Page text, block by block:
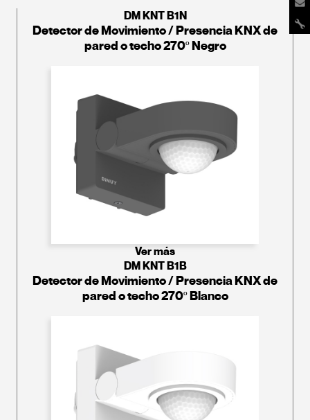
DM KNT B1N
Detector de Movimiento / Presencia KNX de
pared o techo 270º Negro
Ver más
DM KNT B1B
Detector de Movimiento / Presencia KNX de
pared o techo 270º Blanco